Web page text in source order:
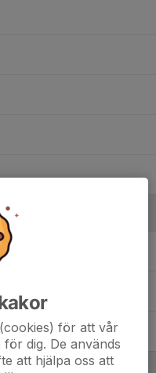
för att vår
dig. De används
att hjälpa oss att